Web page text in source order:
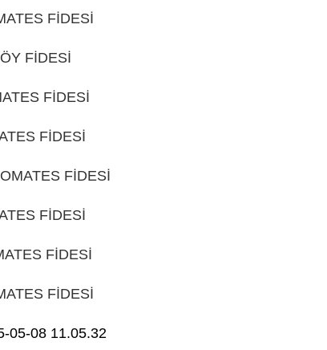
FİDESİ
FİDESİ
FİDESİ
FİDESİ
FİDESİ
FİDESİ
FİDESİ
FİDESİ